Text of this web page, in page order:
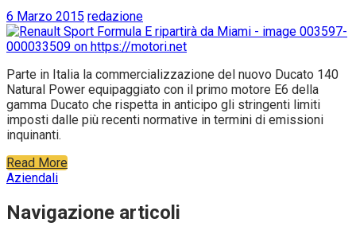
6 Marzo 2015 redazione
Parte in Italia la commercializzazione del nuovo Ducato 140
Natural Power equipaggiato con il primo motore E6 della
gamma Ducato che rispetta in anticipo gli stringenti limiti
imposti dalle più recenti normative in termini di emissioni
inquinanti.
Read More
Aziendali
Navigazione articoli